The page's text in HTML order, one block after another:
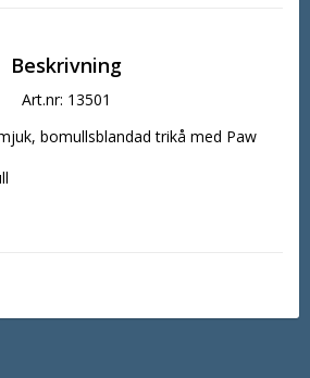
Beskrivning
Art.nr: 13501
bomullsblandad trikå med Paw